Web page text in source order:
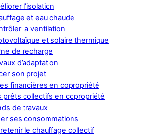
l’isolation
et eau chaude
la ventilation
et solaire thermique
de recharge
d’adaptation
son projet
financières en copropriété
prêts collectifs en copropriété
de travaux
ses consommations
le chauffage collectif